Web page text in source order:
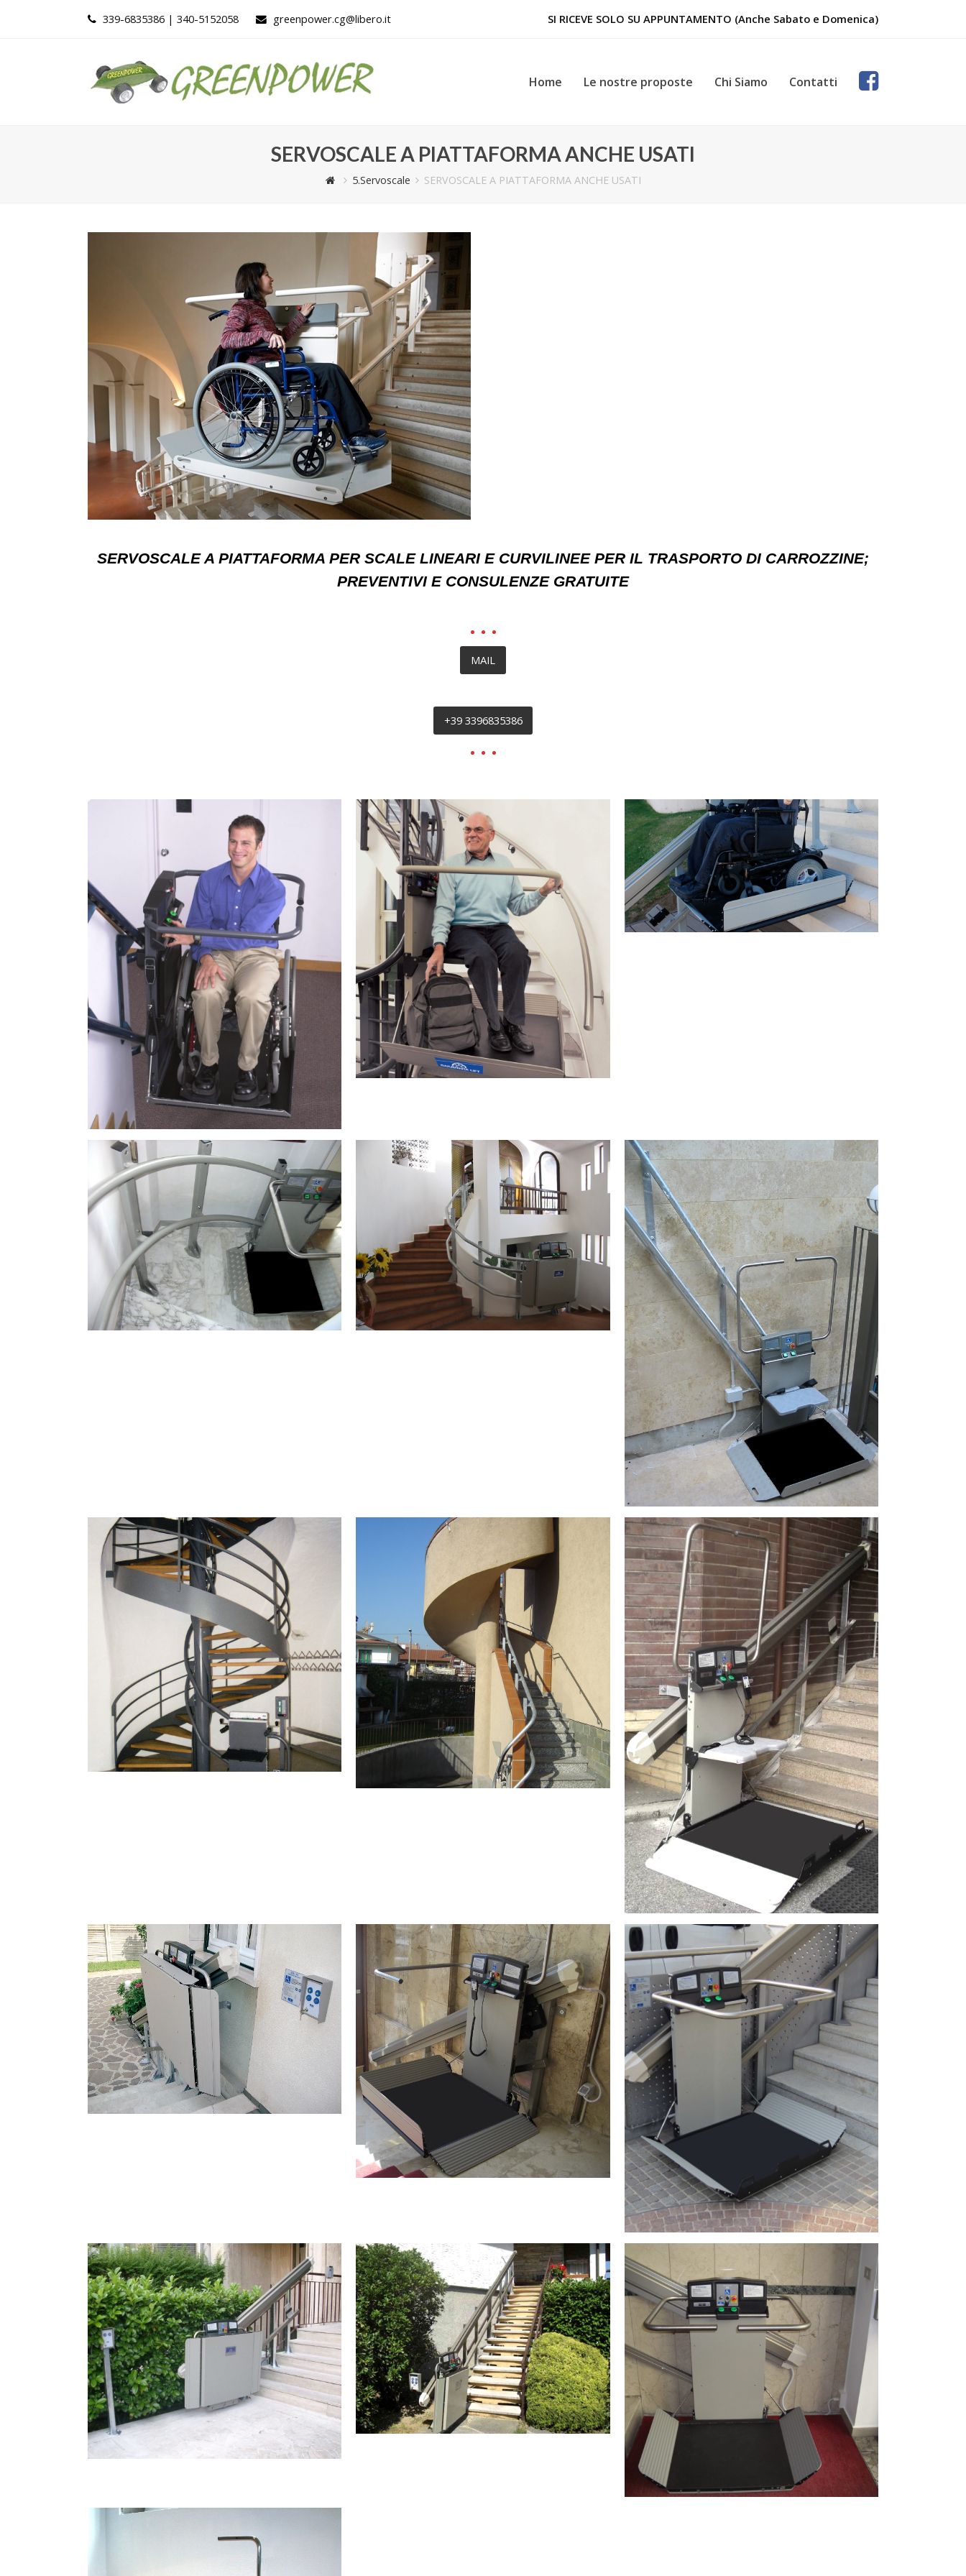
339-6835386 | 340-5152058 greenpower.cg@libero.it SI RICEVE SOLO SU APPUNTAMENTO (Anche Sabato e Domenica)
Home Le nostre proposte Chi Siamo Contatti
SERVOSCALE A PIATTAFORMA ANCHE USATI
5.Servoscale SERVOSCALE A PIATTAFORMA ANCHE USATI
SERVOSCALE A PIATTAFORMA PER SCALE LINEARI E CURVILINEE PER IL TRASPORTO DI CARROZZINE;
PREVENTIVI E CONSULENZE GRATUITE
MAIL
+39 3396835386